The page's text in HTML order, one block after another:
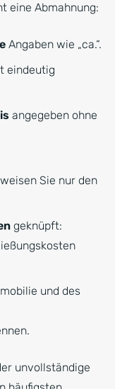
eine Abmahnung:
Angaben wie „ca.“.
eindeutig
angegeben ohne
weisen Sie nur den
geknüpft:
und des
unvollständige